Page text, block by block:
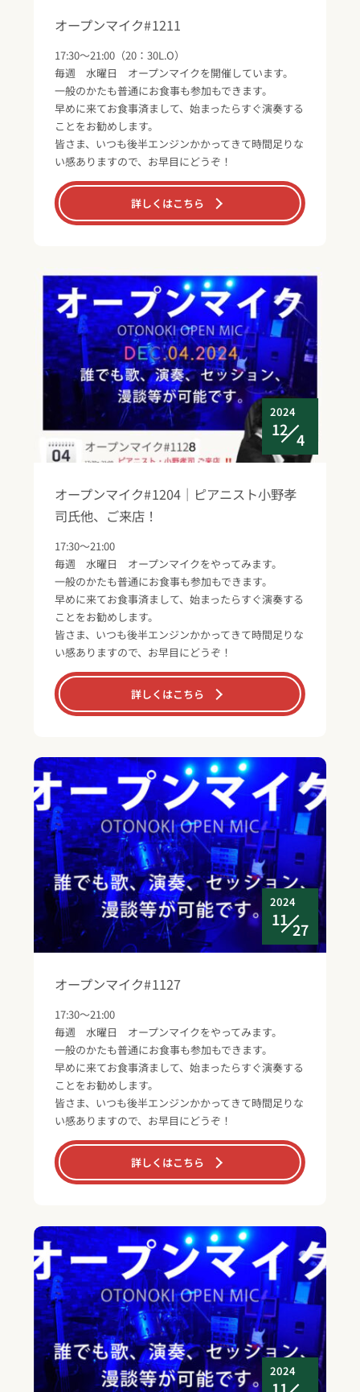
オープンマイク#1211
17:30～21:00（20：30L.O）
毎週 水曜日 オープンマイクを開催しています。
一般のかたも普通にお食事も参加もできます。
早めに来てお食事済まして、始まったらすぐ演奏する
ことをお勧めします。
皆さま、いつも後半エンジンかかってきて時間足りな
い感ありますので、お早目にどうぞ！
詳しくはこちら
2024
12
4
オープンマイク#1204｜ピアニスト小野孝
司氏他、ご来店！
17:30～21:00
毎週 水曜日 オープンマイクをやってみます。
一般のかたも普通にお食事も参加もできます。
早めに来てお食事済まして、始まったらすぐ演奏する
ことをお勧めします。
皆さま、いつも後半エンジンかかってきて時間足りな
い感ありますので、お早目にどうぞ！
詳しくはこちら
2024
11
27
オープンマイク#1127
17:30～21:00
毎週 水曜日 オープンマイクをやってみます。
一般のかたも普通にお食事も参加もできます。
早めに来てお食事済まして、始まったらすぐ演奏する
ことをお勧めします。
皆さま、いつも後半エンジンかかってきて時間足りな
い感ありますので、お早目にどうぞ！
詳しくはこちら
2024
11